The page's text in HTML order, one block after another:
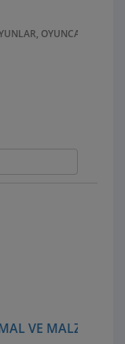
OYUNCAKLAR, EL
VE MALZEME